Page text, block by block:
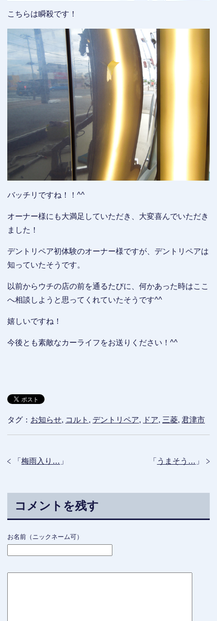
こちらは瞬殺です！
バッチリですね！！^^
オーナー様にも大満足していただき、大変喜んでいただき
ました！
デントリペア初体験のオーナー様ですが、デントリペアは
知っていたそうです。
以前からウチの店の前を通るたびに、何かあった時はここ
へ相談しようと思ってくれていたそうです^^
嬉しいですね！
今後とも素敵なカーライフをお送りください！^^
タグ： お知らせ, コルト , デントリペア, ドア, 三菱, 君津市
「 うまそう… 」
「 梅雨入り… 」
コメントを残す
お名前（ニックネーム可）